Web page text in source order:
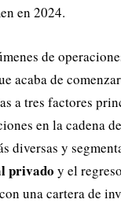
en 2024.
de
acaba de
a tres factores
en la cadena
diversas y
privado y el
una cartera de